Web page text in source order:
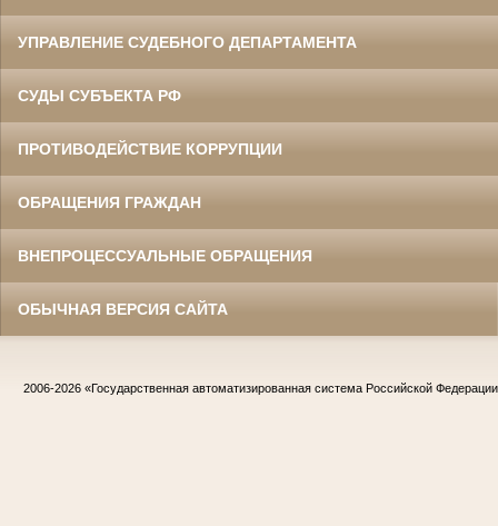
УПРАВЛЕНИЕ СУДЕБНОГО ДЕПАРТАМЕНТА
СУДЫ СУБЪЕКТА РФ
ПРОТИВОДЕЙСТВИЕ КОРРУПЦИИ
ОБРАЩЕНИЯ ГРАЖДАН
ВНЕПРОЦЕССУАЛЬНЫЕ ОБРАЩЕНИЯ
ОБЫЧНАЯ ВЕРСИЯ САЙТА
2006-2026 «Государственная автоматизированная система Российской